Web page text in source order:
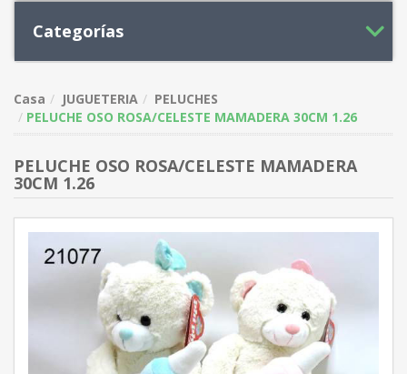
Categorías
Casa JUGUETERIA
PELUCHES
PELUCHE OSO ROSA/CELESTE MAMADERA 30CM 1.26
PELUCHE OSO ROSA/CELESTE MAMADERA
30CM 1.26